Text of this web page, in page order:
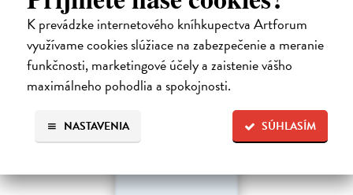
K prevádzke internetového kníhkupectva Artforum
využívame cookies slúžiace na zabezpečenie a meranie
funkčnosti, marketingové účely a zaistenie vášho
maximálneho pohodlia a spokojnosti.
SÚHLASÍM
NASTAVENIA